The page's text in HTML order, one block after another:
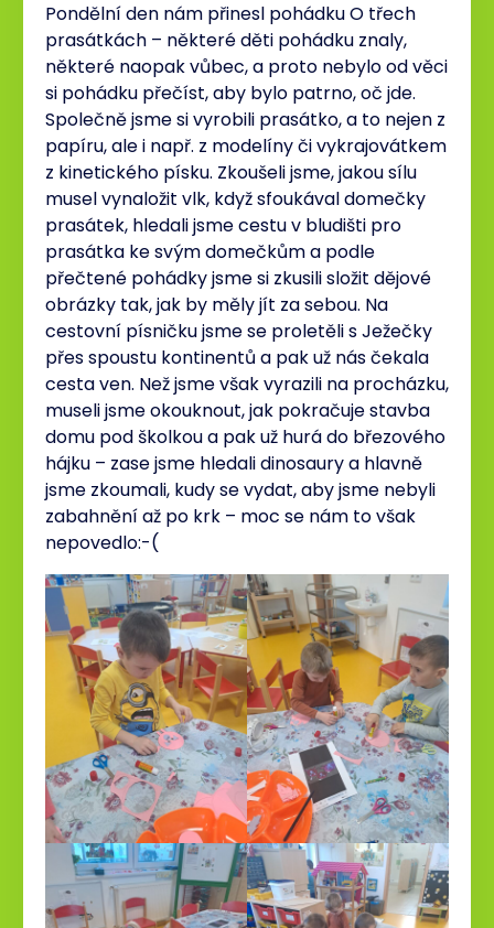
Pondělní den nám přinesl pohádku O třech
prasátkách – některé děti pohádku znaly,
některé naopak vůbec, a proto nebylo od věci
si pohádku přečíst, aby bylo patrno, oč jde.
Společně jsme si vyrobili prasátko, a to nejen z
papíru, ale i např. z modelíny či vykrajovátkem
z kinetického písku. Zkoušeli jsme, jakou sílu
musel vynaložit vlk, když sfoukával domečky
prasátek, hledali jsme cestu v bludišti pro
prasátka ke svým domečkům a podle
přečtené pohádky jsme si zkusili složit dějové
obrázky tak, jak by měly jít za sebou. Na
cestovní písničku jsme se proletěli s Ježečky
přes spoustu kontinentů a pak už nás čekala
cesta ven. Než jsme však vyrazili na procházku,
museli jsme okouknout, jak pokračuje stavba
domu pod školkou a pak už hurá do březového
hájku – zase jsme hledali dinosaury a hlavně
jsme zkoumali, kudy se vydat, aby jsme nebyli
zabahnění až po krk – moc se nám to však
nepovedlo:-(